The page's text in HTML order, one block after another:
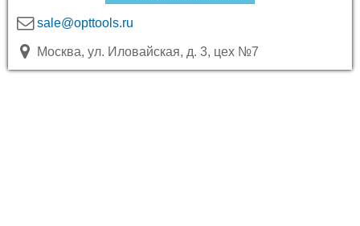
sale@opttools.ru
Москва, ул. Иловайская, д. 3, цех №7